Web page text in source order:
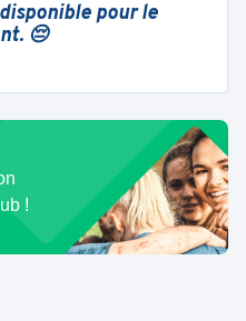
pour le
😔
!